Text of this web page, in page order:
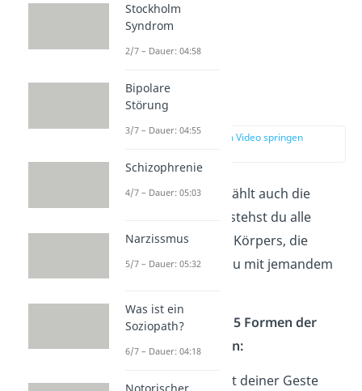
Gestik
zur Stelle im Video springen
Zur Körpersprache zählt auch die
Gestik. Unter ihr verstehst du alle
Bewegungen deines Körpers, die
ablaufen, während du mit jemandem
Du kannst zwischen 5 Formen der
Gestik unterscheiden:
Illustratoren
: Mit deiner Geste
Stockholm
Syndrom
2/7 – Dauer: 04:58
Bipolare
Störung
3/7 – Dauer: 04:55
Schizophrenie
4/7 – Dauer: 05:03
Narzissmus
5/7 – Dauer: 05:32
Was ist ein
Soziopath?
6/7 – Dauer: 04:18